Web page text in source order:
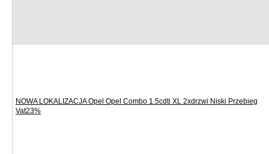
NOWA LOKALIZACJA Opel Opel Combo 1.5cdti XL 2xdrzwi Niski Przebieg
Vat23%